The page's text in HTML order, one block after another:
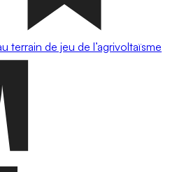
terrain de jeu de l’agrivoltaïsme